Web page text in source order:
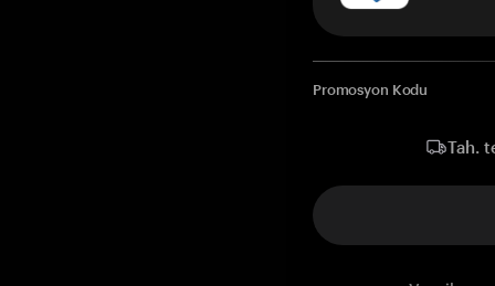
Promosyon Kodu
Tah.